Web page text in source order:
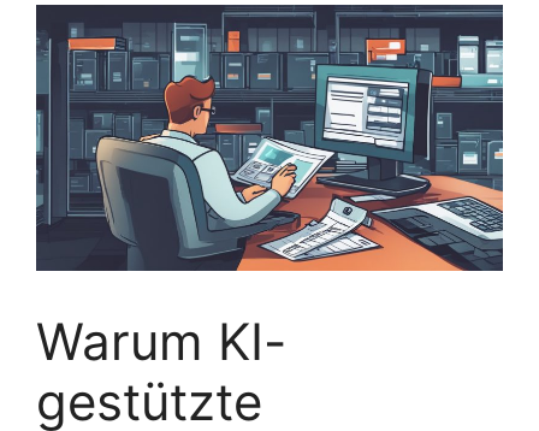
Warum KI-
gestützte